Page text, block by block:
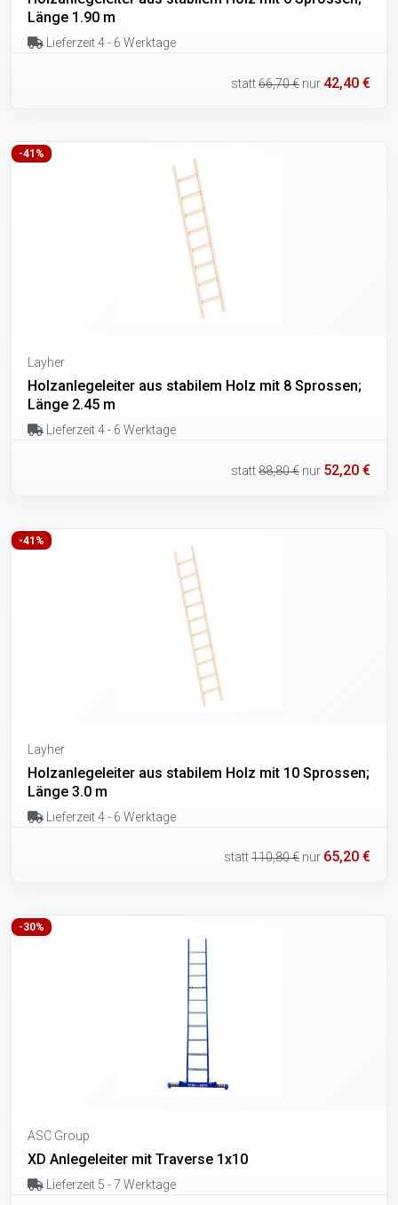
Länge 1.90 m
Lieferzeit 4 - 6 Werktage
statt66,70 € nur 42,40 €
-41%
Layher
Holzanlegeleiter aus stabilem Holz mit 8 Sprossen;
Länge 2.45 m
Lieferzeit 4 - 6 Werktage
statt88,80 € nur 52,20 €
-41%
Layher
Holzanlegeleiter aus stabilem Holz mit 10 Sprossen;
Länge 3.0 m
Lieferzeit 4 - 6 Werktage
statt110,80 € nur 65,20 €
-30%
ASC Group
XD Anlegeleiter mit Traverse 1x10
Lieferzeit 5 - 7 Werktage